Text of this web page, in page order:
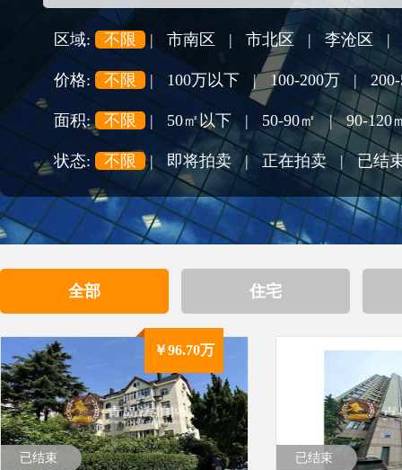
区域: 不限 | 市南区 | 市北区 | 李沧区 |
价格: 不限 | 100万以下 | 100-200万 |
面积: 不限 | 50㎡以下 | 50-90㎡ | 90-120
状态: 不限 | 即将拍卖 | 正在拍卖 | 已结
全部 住宅
￥96.70万
已结束 已结束